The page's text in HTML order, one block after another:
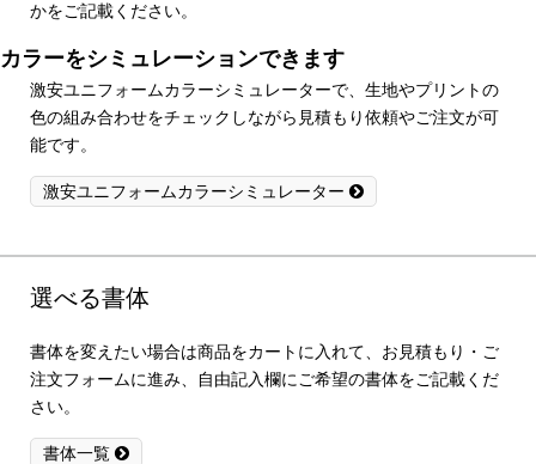
かをご記載ください。
カラーをシミュレーションできます
激安ユニフォームカラーシミュレーターで、生地やプリントの
色の組み合わせをチェックしながら見積もり依頼やご注文が可
能です。
激安ユニフォームカラーシミュレーター
選べる書体
書体を変えたい場合は商品をカートに入れて、お見積もり・ご
注文フォームに進み、自由記入欄にご希望の書体をご記載くだ
さい。
書体一覧